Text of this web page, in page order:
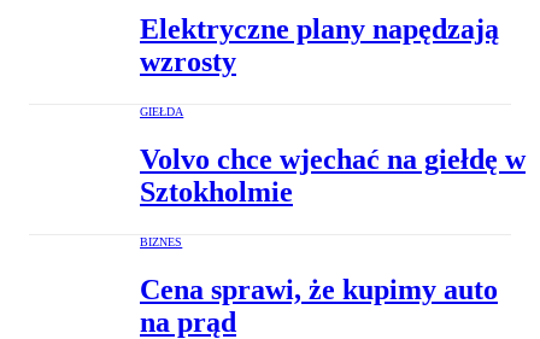
Elektryczne plany napędzają
wzrosty
GIEŁDA
Volvo chce wjechać na giełdę w
Sztokholmie
BIZNES
Cena sprawi, że kupimy auto
na prąd